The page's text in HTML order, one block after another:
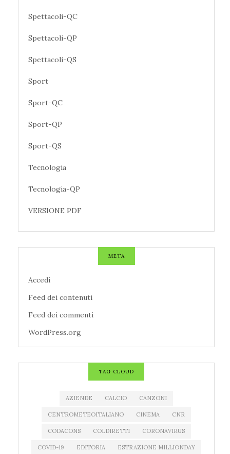
Spettacoli-QC
Spettacoli-QP
Spettacoli-QS
Sport
Sport-QC
Sport-QP
Sport-QS
Tecnologia
Tecnologia-QP
VERSIONE PDF
META
Accedi
Feed dei contenuti
Feed dei commenti
WordPress.org
TAG CLOUD
AZIENDE CALCIO CANZONI
CENTROMETEOITALIANO CINEMA CNR
CODACONS COLDIRETTI CORONAVIRUS
COVID-19 EDITORIA ESTRAZIONE MILLIONDAY